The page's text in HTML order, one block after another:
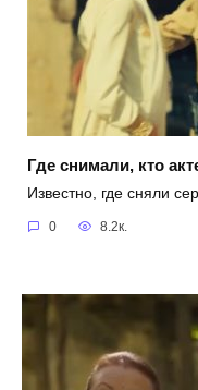
Где снимали, кто
Известно, где сняли
0 8.2к.